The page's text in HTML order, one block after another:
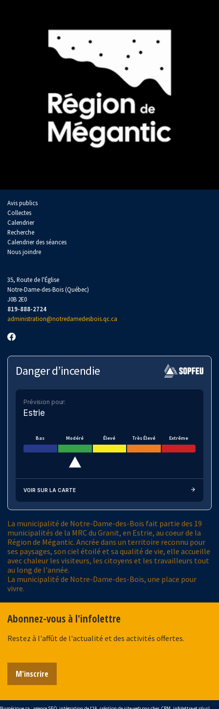
Avis publics
Collectes
Calendrier
Recherche
Calendrier des séances
Nous joindre
35, Route de l'Église
Notre-Dame-des-Bois (Québec)
J0B 2E0
819-888-2724
administration@notredamedesbois.qc.ca
Danger d’incendie
Prévision pour:
Estrie
Bas Modéré Élevé Très Élevé Extrême
VOIR SUR LA CARTE
La municipalité de Notre-Dame-des-Bois fait partie des 19
municipalités de la MRC du Granit, en Estrie, au coeur de la
Région de Mégantic. Ancrée dans un territoire reconnu pour
ses paysages, son ciel étoilé et sa qualité de vie, elle accueille
avec chaleur les visiteurs, les citoyens et les travailleurs tout
au long de l'année.
La municipalité de Notre-Dame-des-Bois, une place pour
vivre.
Abonnez-vous à l'infolettre
Restez à l'affût de l'actualité et des activités offertes.
M'inscrire